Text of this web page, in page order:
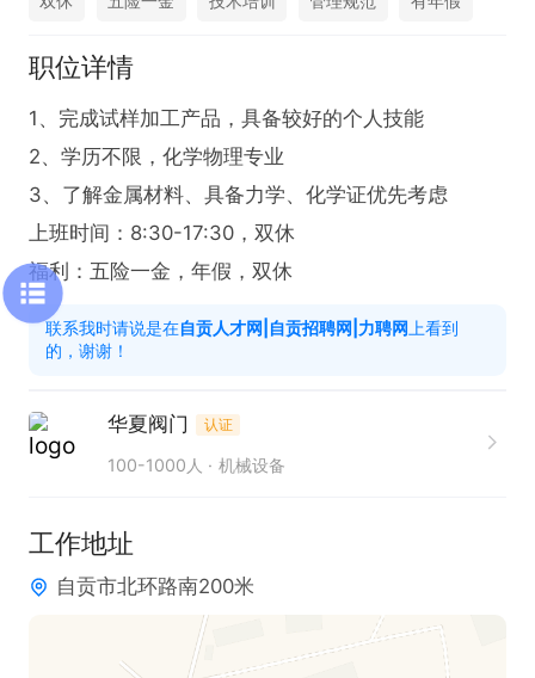
职位详情
1、完成试样加工产品，具备较好的个人技能
2、学历不限，化学物理专业
3、了解金属材料、具备力学、化学证优先考虑
上班时间：8:30-17:30，双休
福利：五险一金，年假，双休
联系我时请说是在自贡人才网|自贡招聘网|力聘网 上看到
的，谢谢！
华夏阀门 认证
100-1000人 机械设备
工作地址
自贡市北环路南200米